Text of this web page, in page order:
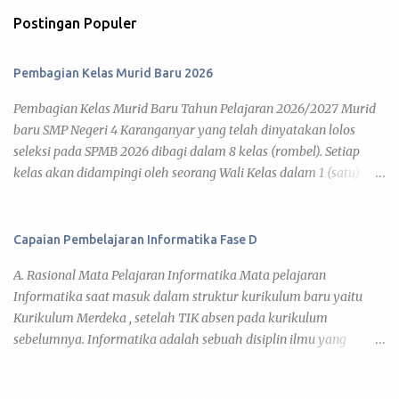
Postingan Populer
Pembagian Kelas Murid Baru 2026
Pembagian Kelas Murid Baru Tahun Pelajaran 2026/2027 Murid
baru SMP Negeri 4 Karanganyar yang telah dinyatakan lolos
seleksi pada SPMB 2026 dibagi dalam 8 kelas (rombel). Setiap
kelas akan didampingi oleh seorang Wali Kelas dalam 1 (satu)
pendidikan tahun pelajaran 2026/2027. Di bawah ini daftar
dapat kamu lihat pada link tiap kelas. 7 A 7 B 7 C 7 D 7 E 7 F 7 G 7
H Daftar Siswa Kelas VII A Wali Kelas : Umi Barokatun, S.Pd. No
Nama Siswa JK 1 ADITYA BISMA MAHARDIKA L 2 ADITYA JOVAN
EGI FAIRUZ L 3 AINA NUN KHOLIFAH P 4 ALFA RIZDIATHA
Capaian Pembelajaran Informatika Fase D
A. Rasional Mata Pelajaran Informatika Mata pelajaran
Informatika saat masuk dalam struktur kurikulum baru yaitu
Kurikulum Merdeka , setelah TIK absen pada kurikulum
sebelumnya. Informatika adalah sebuah disiplin ilmu yang